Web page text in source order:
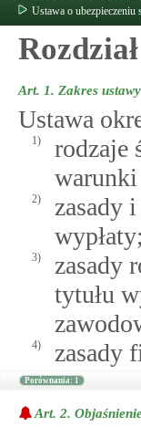
Ustawa o
Art. 1. Zakres ustawy
Ustawa
1)
rodzaje
warunki
2)
zasady
wypłaty;
3)
zasady
tytułu
4) zasady
Porównania: 1
Art. 2.